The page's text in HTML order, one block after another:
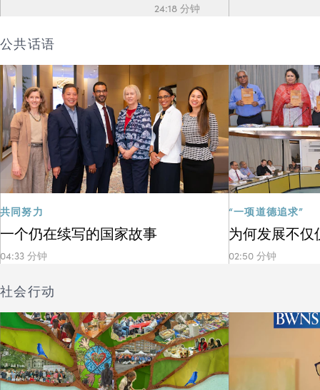
24:18 分钟
公共话语
共同努力
一个仍在续写的国家故事
04:33 分钟
“一项道德追求”
为何发展不仅
02:50 分钟
社会行动